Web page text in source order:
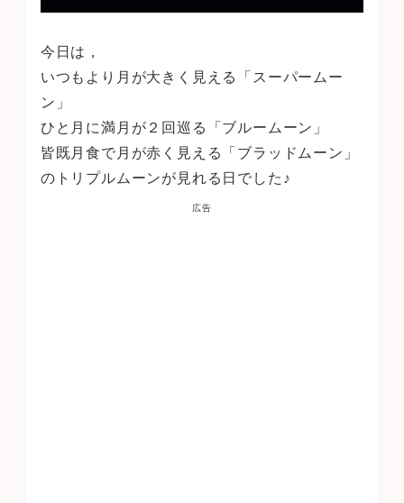
今日は，
いつもより月が大きく見える「スーパームー
ン」
ひと月に満月が２回巡る「ブルームーン」
皆既月食で月が赤く見える「ブラッドムーン」
のトリプルムーンが見れる日でした♪
広告